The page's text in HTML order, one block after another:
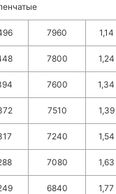
7960 1,14
7800 1,24
7600 1,34
7510 1,39
7240 1,54
7080 1,63
6840 1,77